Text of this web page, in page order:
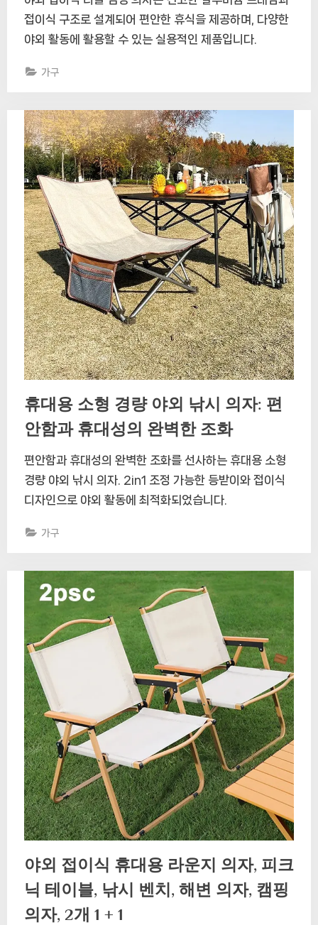
접이식 구조로 설계되어 편안한 휴식을 제공하며, 다양한
야외 활동에 활용할 수 있는 실용적인 제품입니다.
가구
휴대용 소형 경량 야외 낚시 의자: 편
안함과 휴대성의 완벽한 조화
편안함과 휴대성의 완벽한 조화를 선사하는 휴대용 소형
경량 야외 낚시 의자. 2in1 조정 가능한 등받이와 접이식
디자인으로 야외 활동에 최적화되었습니다.
가구
야외 접이식 휴대용 라운지 의자, 피크
닉 테이블, 낚시 벤치, 해변 의자, 캠핑
의자, 2개 1 + 1